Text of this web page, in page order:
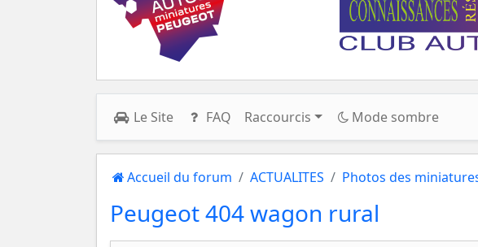
Le Site FAQ Raccourcis Mode sombre
Accueil du forum ACTUALITES Photos des
Peugeot 404 wagon rural